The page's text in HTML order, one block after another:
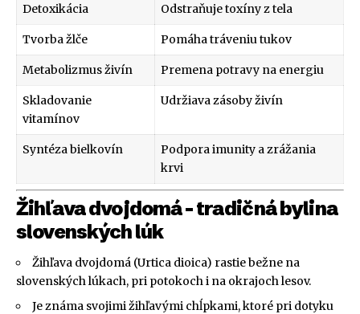
Detoxikácia Odstraňuje toxíny z tela
Tvorba žlče Pomáha tráveniu tukov
Metabolizmus živín Premena potravy na energiu
Skladovanie
vitamínov
Udržiava zásoby živín
Syntéza bielkovín
Podpora imunity a zrážania
krvi
Žihľava dvojdomá – tradičná bylina
slovenských lúk
Žihľava dvojdomá (Urtica dioica) rastie bežne na
slovenských lúkach, pri potokoch i na okrajoch lesov.
Je známa svojimi žihľavými chĺpkami, ktoré pri dotyku